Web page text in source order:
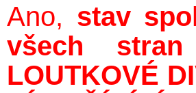
Ano, stav
všech
LOUTKOVÉ